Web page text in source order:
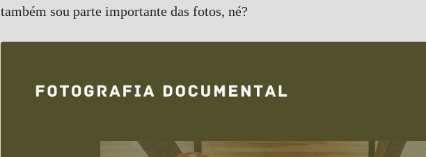
também sou parte importante das fotos, né?